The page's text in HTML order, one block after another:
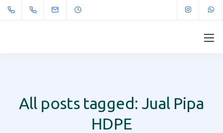
All posts tagged: Jual Pipa
HDPE